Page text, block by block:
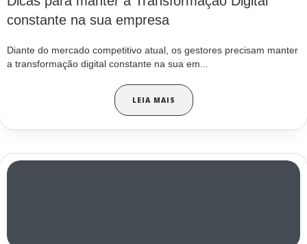
constante na sua empresa
Diante do mercado competitivo atual, os gestores precisam manter
a transformação digital constante na sua em...
LEIA MAIS